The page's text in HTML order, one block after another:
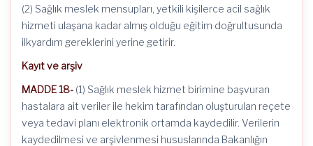
(2) Sağlık meslek mensupları, yetkili kişilerce acil sağlık
hizmeti ulaşana kadar almış olduğu eğitim doğrultusunda
ilkyardım gereklerini yerine getirir.
Kayıt ve arşiv
MADDE 18- (1) Sağlık meslek hizmet birimine başvuran
hastalara ait veriler ile hekim tarafından oluşturulan reçete
veya tedavi planı elektronik ortamda kaydedilir. Verilerin
kaydedilmesi ve arşivlenmesi hususlarında Bakanlığın